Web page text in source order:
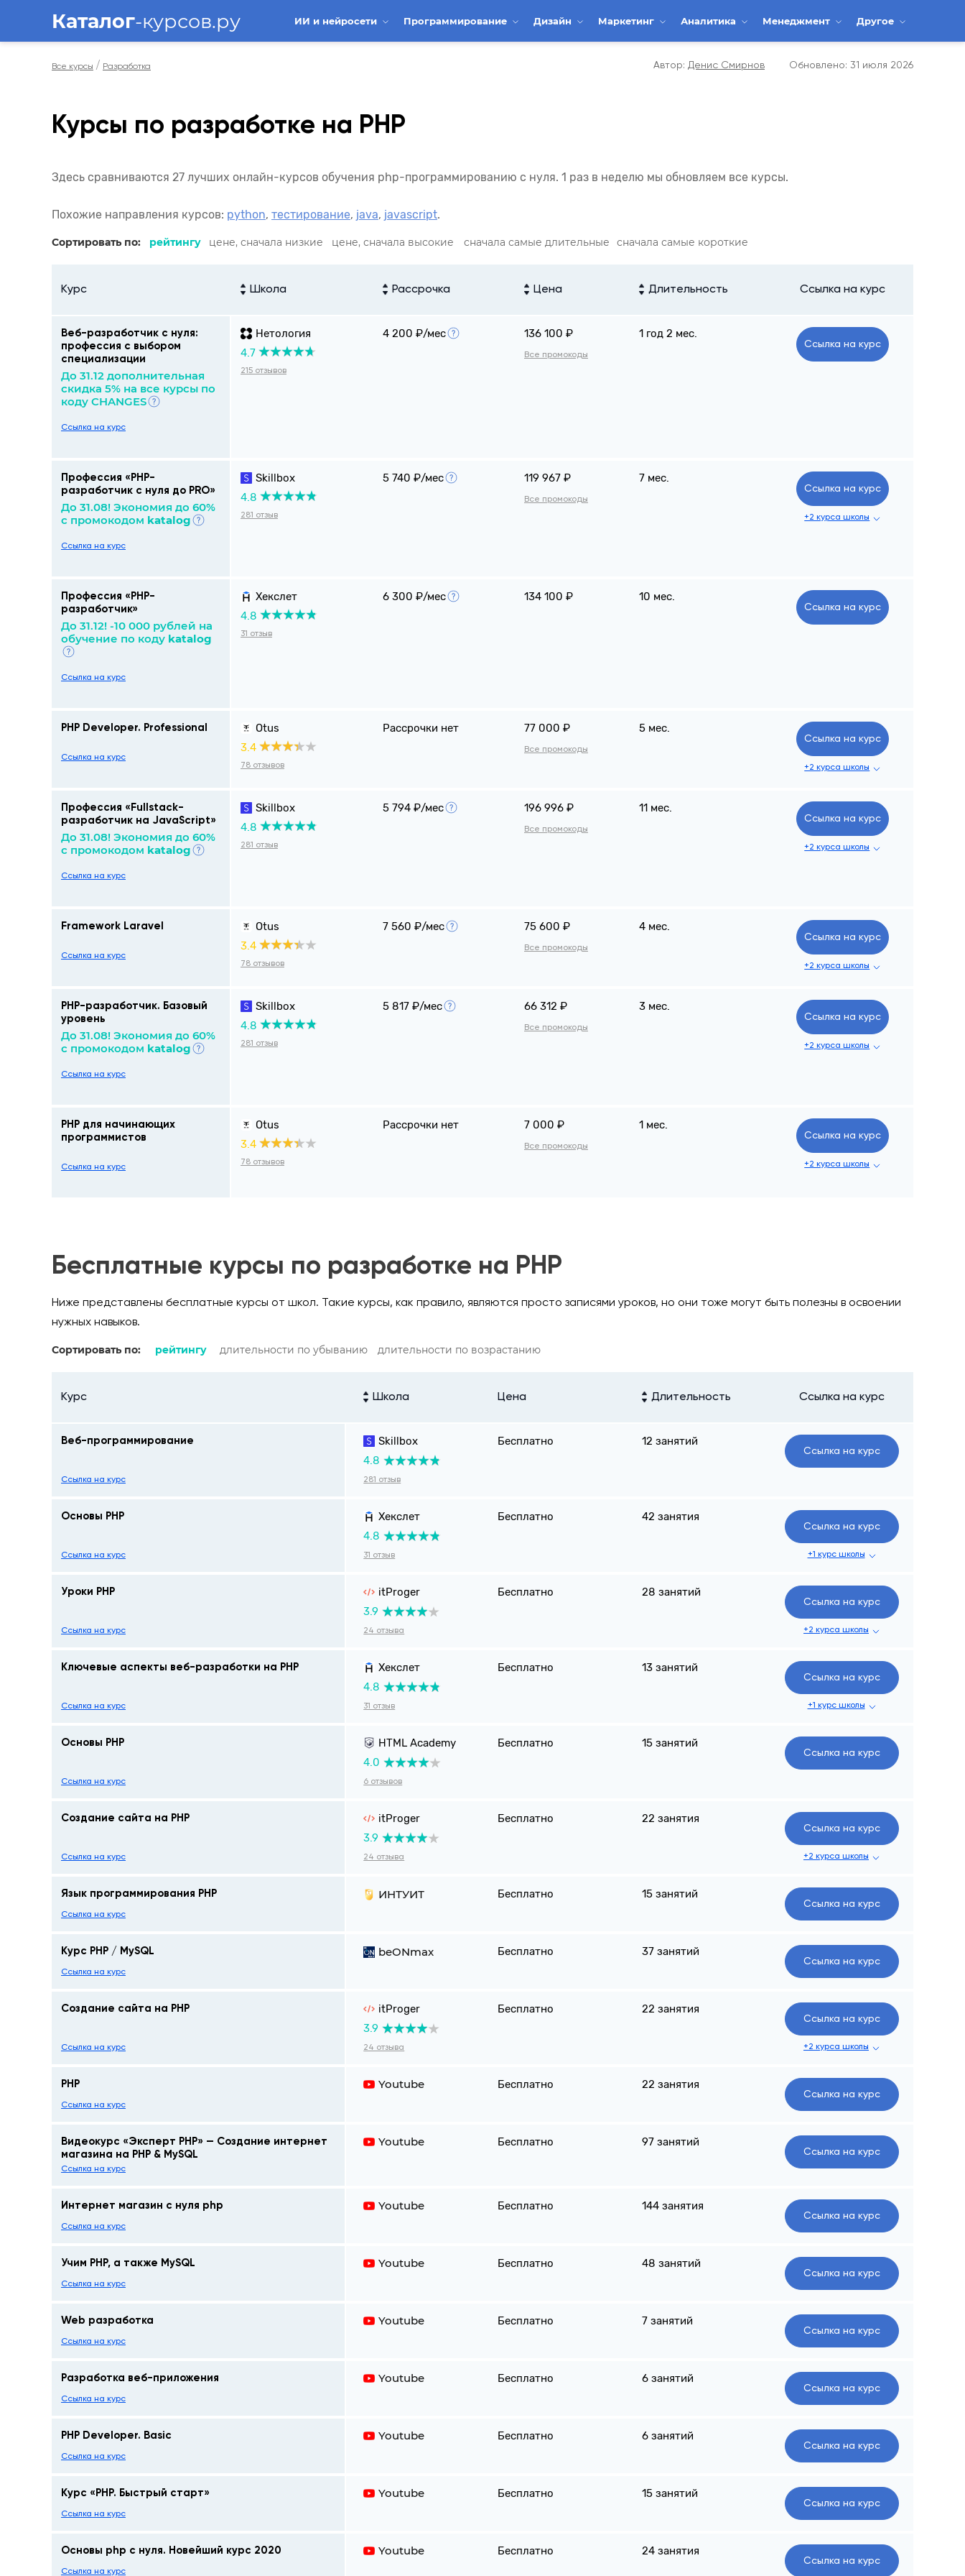
Каталог-курсов.ру ИИ и нейросети Программирование Дизайн Маркетинг Аналитика Менеджмент Другое
Все курсы / Разработка Автор: Денис Смирнов Обновлено: 31 июля 2026
Курсы по разработке на PHP
Здесь сравниваются 27 лучших онлайн-курсов обучения php-программированию с нуля. 1 раз в неделю мы обновляем все курсы.
Похожие направления курсов: python, тестирование, java, javascript.
Сортировать по: рейтингу цене, сначала низкие цене, сначала высокие сначала самые длительные сначала самые короткие
Курс Школа Рассрочка Цена Длительность Ссылка на курс
Веб-разработчик с нуля:
профессия с выбором
специализации
До 31.12 дополнительная
скидка 5% на все курсы по
коду CHANGES
Ссылка на курс
Нетология
4.7
215 отзывов
4 200 ₽/мес 136 100 ₽
Все промокоды
1 год 2 мес.
Ссылка на курс
Профессия «PHP-
разработчик с нуля до PRO»
До 31.08! Экономия до 60%
с промокодом katalog
Ссылка на курс
Skillbox
4.8
281 отзыв
5 740 ₽/мес 119 967 ₽
Все промокоды
7 мес.
Ссылка на курс
+2 курса школы
Профессия «PHP-
разработчик»
До 31.12! -10 000 рублей на
обучение по коду katalog
Ссылка на курс
Хекслет
4.8
31 отзыв
6 300 ₽/мес 134 100 ₽ 10 мес.
Ссылка на курс
PHP Developer. Professional
Ссылка на курс
Otus
3.4
78 отзывов
Рассрочки нет 77 000 ₽
Все промокоды
5 мес.
Ссылка на курс
+2 курса школы
Профессия «Fullstack-
разработчик на JavaScript»
До 31.08! Экономия до 60%
с промокодом katalog
Ссылка на курс
Skillbox
4.8
281 отзыв
5 794 ₽/мес 196 996 ₽
Все промокоды
11 мес.
Ссылка на курс
+2 курса школы
Framework Laravel
Ссылка на курс
Otus
3.4
78 отзывов
7 560 ₽/мес 75 600 ₽
Все промокоды
4 мес.
Ссылка на курс
+2 курса школы
PHP-разработчик. Базовый
уровень
До 31.08! Экономия до 60%
с промокодом katalog
Ссылка на курс
Skillbox
4.8
281 отзыв
5 817 ₽/мес 66 312 ₽
Все промокоды
3 мес.
Ссылка на курс
+2 курса школы
РНР для начинающих
программистов
Ссылка на курс
Otus
3.4
78 отзывов
Рассрочки нет 7 000 ₽
Все промокоды
1 мес.
Ссылка на курс
+2 курса школы
Бесплатные курсы по разработке на PHP
Ниже представлены бесплатные курсы от школ. Такие курсы, как правило, являются просто записями уроков, но они тоже могут быть полезны в освоении
нужных навыков.
Сортировать по: рейтингу длительности по убыванию длительности по возрастанию
Курс Школа Цена Длительность Ссылка на курс
Веб-программирование
Ссылка на курс
Skillbox
4.8
281 отзыв
Бесплатно 12 занятий
Ссылка на курс
Основы PHP
Ссылка на курс
Хекслет
4.8
31 отзыв
Бесплатно 42 занятия
Ссылка на курс
+1 курс школы
Уроки PHP
Ссылка на курс
itProger
3.9
24 отзыва
Бесплатно 28 занятий
Ссылка на курс
+2 курса школы
Ключевые аспекты веб-разработки на PHP
Ссылка на курс
Хекслет
4.8
31 отзыв
Бесплатно 13 занятий
Ссылка на курс
+1 курс школы
Основы PHP
Ссылка на курс
HTML Academy
4.0
6 отзывов
Бесплатно 15 занятий
Ссылка на курс
Создание сайта на PHP
Ссылка на курс
itProger
3.9
24 отзыва
Бесплатно 22 занятия
Ссылка на курс
+2 курса школы
Язык программирования PHP
Ссылка на курс
ИНТУИТ Бесплатно 15 занятий
Ссылка на курс
Курс PHP / MySQL
Ссылка на курс
beONmax Бесплатно 37 занятий
Ссылка на курс
Создание сайта на PHP
Ссылка на курс
itProger
3.9
24 отзыва
Бесплатно 22 занятия
Ссылка на курс
+2 курса школы
PHP
Ссылка на курс
Youtube Бесплатно 22 занятия
Ссылка на курс
Видеокурс «Эксперт PHP» — Создание интернет
магазина на PHP & MySQL
Ссылка на курс
Youtube Бесплатно 97 занятий
Ссылка на курс
Интернет магазин с нуля php
Ссылка на курс
Youtube Бесплатно 144 занятия
Ссылка на курс
Учим PHP, а также MySQL
Ссылка на курс
Youtube Бесплатно 48 занятий
Ссылка на курс
Web разработка
Ссылка на курс
Youtube Бесплатно 7 занятий
Ссылка на курс
Разработка веб-приложения
Ссылка на курс
Youtube Бесплатно 6 занятий
Ссылка на курс
PHP Developer. Basic
Ссылка на курс
Youtube Бесплатно 6 занятий
Ссылка на курс
Курс «PHP. Быстрый старт»
Ссылка на курс
Youtube Бесплатно 15 занятий
Ссылка на курс
Основы php с нуля. Новейший курс 2020
Ссылка на курс
Youtube Бесплатно 24 занятия
Ссылка на курс